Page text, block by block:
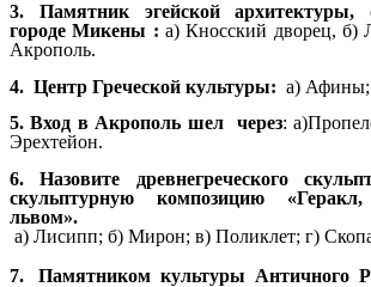
3. Памятник эгейской архитектуры,
городе Микены : а) Кносский дворец, б)
Акрополь.
4. Центр Греческой культуры: а) Афины;
5. Вход в Акрополь шел через:
Эрехтейон.
6.
Назовите древнегреческого
скульптурную композицию
львом».
а) Лисипп; б) Мирон; в) Поликлет; г)
7. Памятником культуры Античного